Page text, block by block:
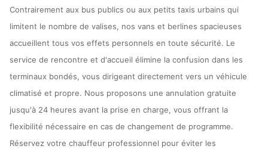
Contrairement aux bus publics ou aux petits taxis urbains qui
limitent le nombre de valises, nos vans et berlines spacieuses
accueillent tous vos effets personnels en toute sécurité. Le
service de rencontre et d'accueil élimine la confusion dans les
terminaux bondés, vous dirigeant directement vers un véhicule
climatisé et propre. Nous proposons une annulation gratuite
jusqu'à 24 heures avant la prise en charge, vous offrant la
flexibilité nécessaire en cas de changement de programme.
Réservez votre chauffeur professionnel pour éviter les